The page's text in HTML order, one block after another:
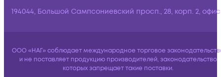
194044, Большой Сампсониевский просп., 28, корп. 2,
ООО «НАГ» соблюдает международное торговое
и не поставляет продукцию производителей, законодательство
которых запрещает такие поставки.